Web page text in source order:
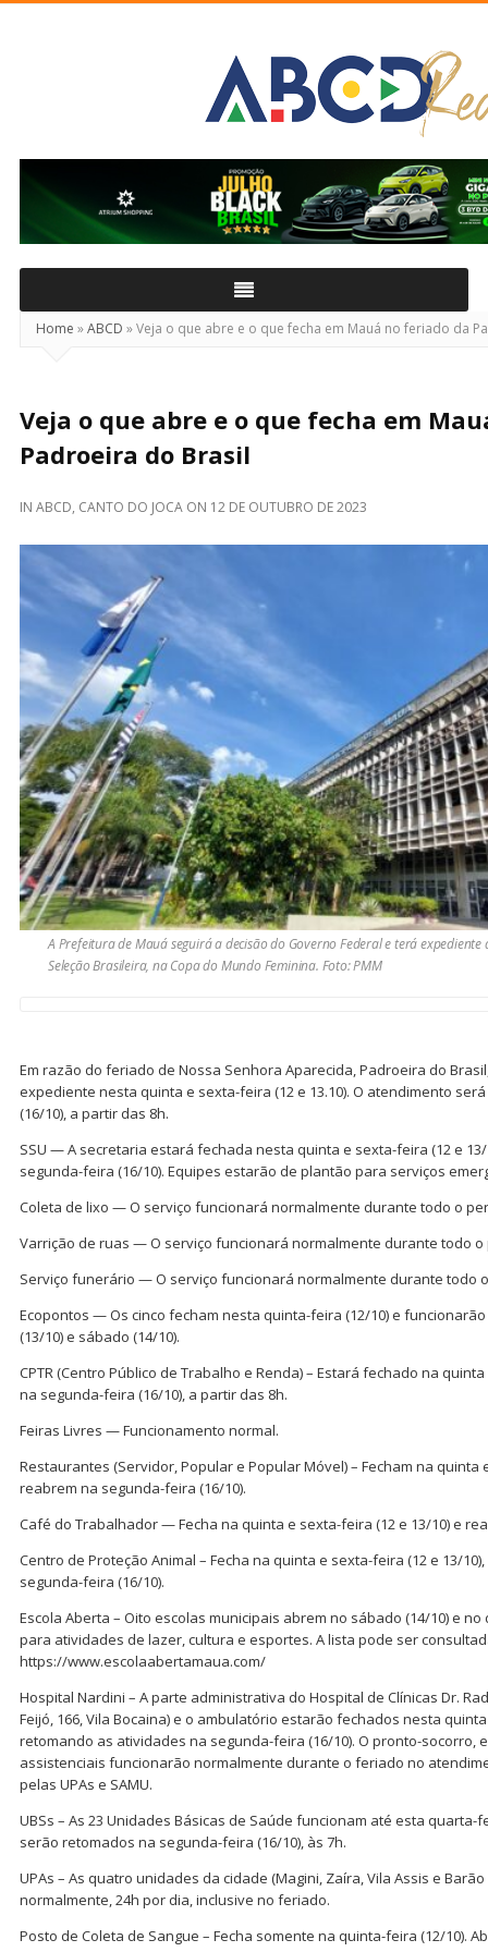
Real
Home »ABCD »Veja o que abre e o que fecha em Mauá no feriado da
Veja o que abre e o que fecha em
Padroeira do Brasil
IN ABCD, CANTO DO JOCA ON 12 DE OUTUBRO DE 2023
A Prefeitura de Mauá seguirá a decisão do Governo Federal e terá
Seleção Brasileira, na Copa do Mundo Feminina. Foto: PMM
Em razão do feriado de Nossa Senhora Aparecida, Padroeira do
expediente nesta quinta e sexta-feira (12 e 13.10). O atendimento
(16/10), a partir das 8h.
SSU — A secretaria estará fechada nesta quinta e sexta-feira (12 e
segunda-feira (16/10). Equipes estarão de plantão para serviços
Coleta de lixo — O serviço funcionará normalmente durante todo o
Varrição de ruas — O serviço funcionará normalmente durante todo o
Serviço funerário — O serviço funcionará normalmente durante todo
Ecopontos — Os cinco fecham nesta quinta-feira (12/10) e
(13/10) e sábado (14/10).
CPTR (Centro Público de Trabalho e Renda) – Estará fechado na
na segunda-feira (16/10), a partir das 8h.
Feiras Livres — Funcionamento normal.
Restaurantes (Servidor, Popular e Popular Móvel) – Fecham na quinta
reabrem na segunda-feira (16/10).
Café do Trabalhador — Fecha na quinta e sexta-feira (12 e 13/10) e
Centro de Proteção Animal – Fecha na quinta e sexta-feira (12 e 13/
segunda-feira (16/10).
Escola Aberta – Oito escolas municipais abrem no sábado (14/10) e no
para atividades de lazer, cultura e esportes. A lista pode ser
https://www.escolaabertamaua.com/
Hospital Nardini – A parte administrativa do Hospital de Clínicas Dr.
Feijó, 166, Vila Bocaina) e o ambulatório estarão fechados nesta
retomando as atividades na segunda-feira (16/10). O pronto-socorro,
assistenciais funcionarão normalmente durante o feriado no
pelas UPAs e SAMU.
UBSs – As 23 Unidades Básicas de Saúde funcionam até esta quarta-
serão retomados na segunda-feira (16/10), às 7h.
UPAs – As quatro unidades da cidade (Magini, Zaíra, Vila Assis e
normalmente, 24h por dia, inclusive no feriado.
Posto de Coleta de Sangue – Fecha somente na quinta-feira (12/10).